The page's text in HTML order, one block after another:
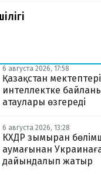
6 августа 2026, 17:58
Қазақстан
интеллектке
атаулары өзгереді
6 августа 2026, 13:28
КХДР зымыран
аумағынан
дайындалып жатыр